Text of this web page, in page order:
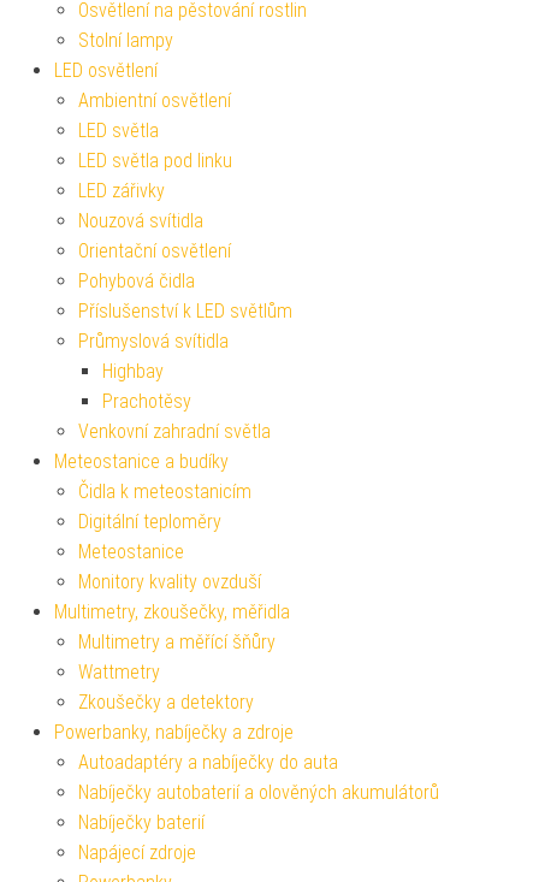
Osvětlení na pěstování rostlin
Stolní lampy
LED osvětlení
Ambientní osvětlení
LED světla
LED světla pod linku
LED zářivky
Nouzová svítidla
Orientační osvětlení
Pohybová čidla
Příslušenství k LED světlům
Průmyslová svítidla
Highbay
Prachotěsy
Venkovní zahradní světla
Meteostanice a budíky
Čidla k meteostanicím
Digitální teploměry
Meteostanice
Monitory kvality ovzduší
Multimetry, zkoušečky, měřidla
Multimetry a měřící šňůry
Wattmetry
Zkoušečky a detektory
Powerbanky, nabíječky a zdroje
Autoadaptéry a nabíječky do auta
Nabíječky autobaterií a olověných akumulátorů
Nabíječky baterií
Napájecí zdroje